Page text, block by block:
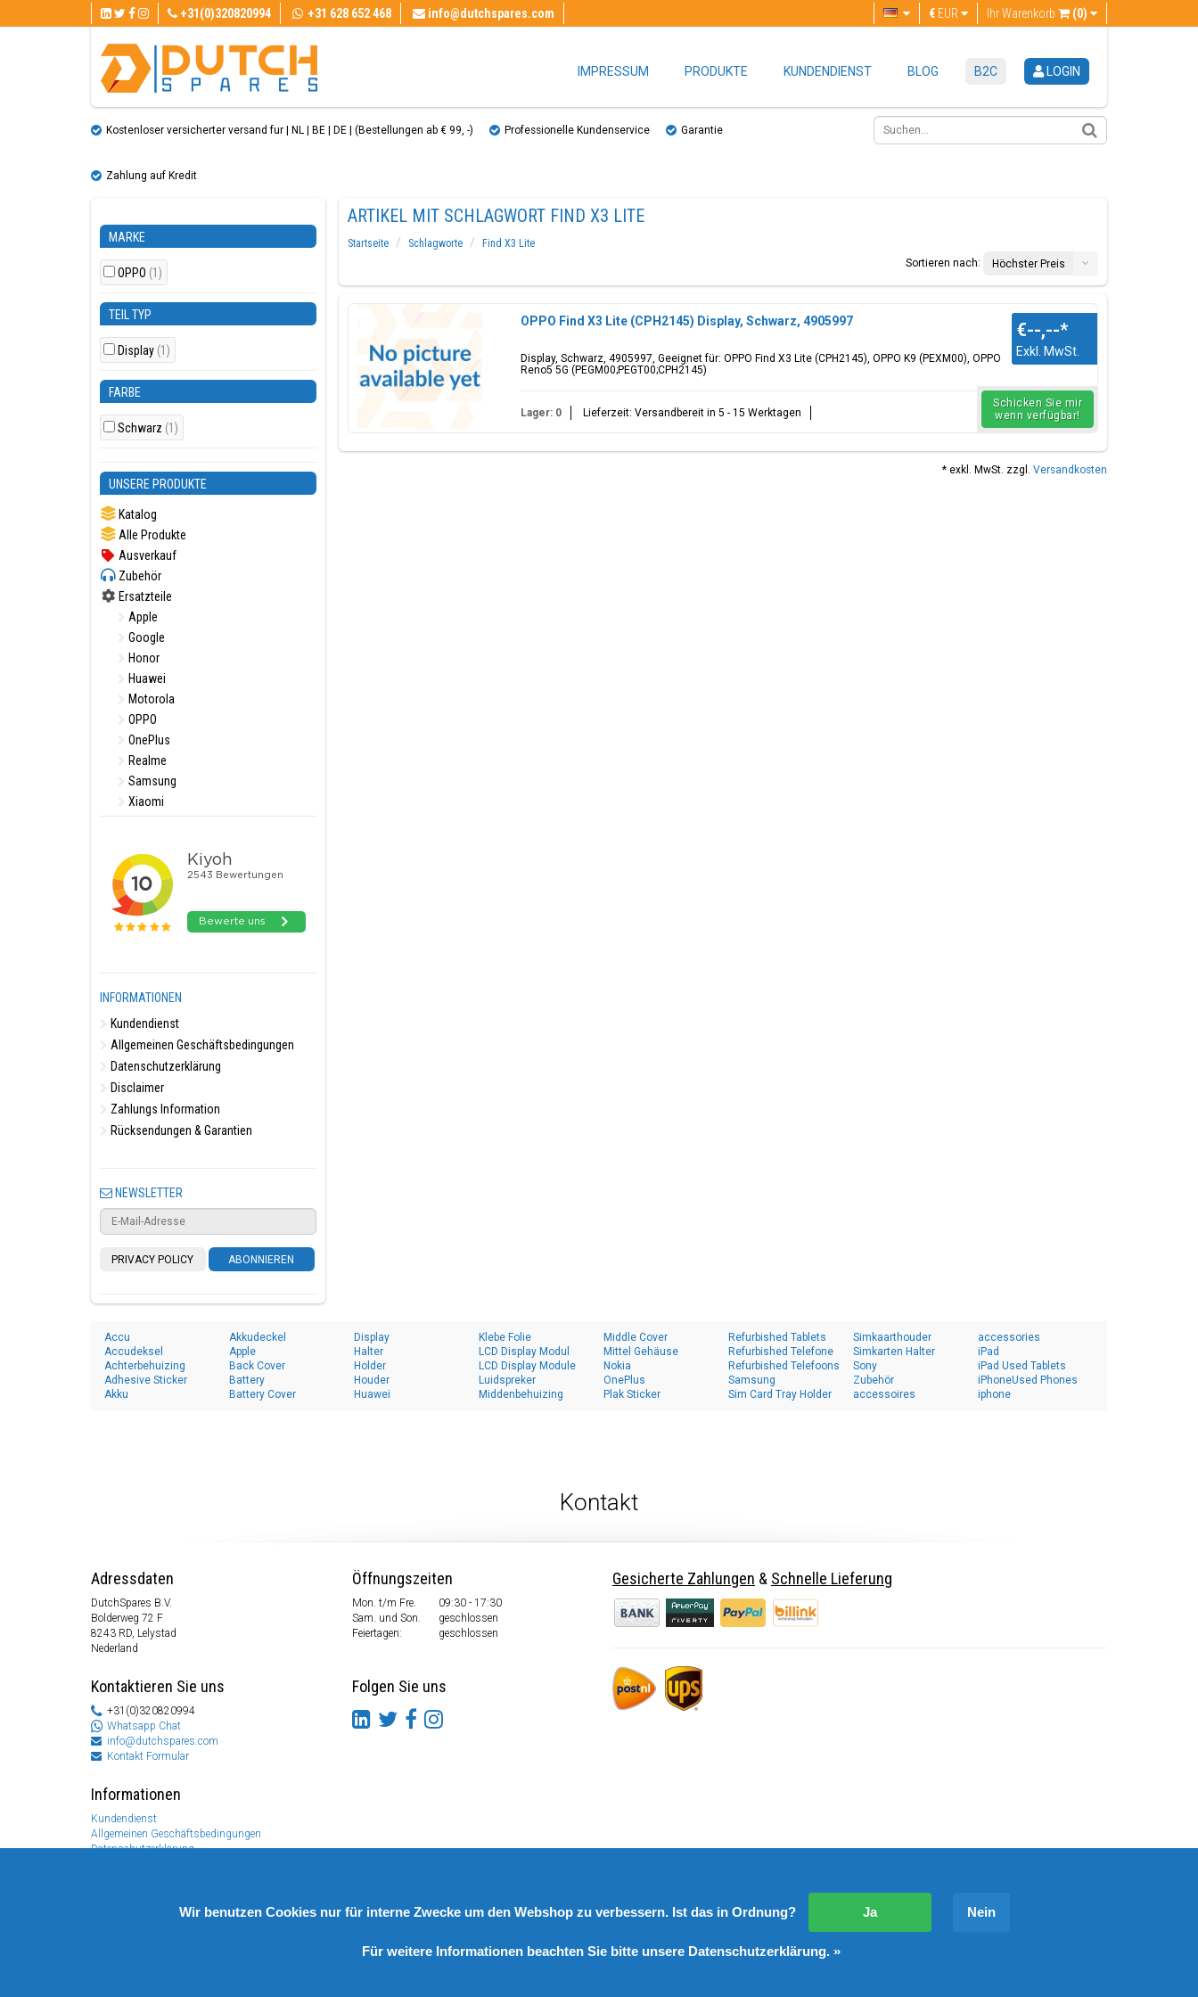
+31(0)320820994 +31 628 652 468 info@dutchspares.com Ihr Warenkorb (0)
€ EUR
IMPRESSUM PRODUKTE KUNDENDIENST BLOG B2C LOGIN
Kostenloser versicherter versand fur | NL | BE | DE | (Bestellungen ab € 99, ​​-) Professionelle Kundenservice Garantie
Zahlung auf Kredit
MARKE
OPPO (1)
TEIL TYP
Display (1)
FARBE
Schwarz (1)
UNSERE PRODUKTE
Katalog
Alle Produkte
Ausverkauf
Zubehör
Ersatzteile
Apple
Google
Honor
Huawei
Motorola
OPPO
OnePlus
Realme
Samsung
Xiaomi
INFORMATIONEN
Kundendienst
Allgemeinen Geschäftsbedingungen
Datenschutzerklärung
Disclaimer
Zahlungs Information
Rücksendungen & Garantien
NEWSLETTER
PRIVACY POLICY ABONNIEREN
ARTIKEL MIT SCHLAGWORT FIND X3 LITE
Startseite Schlagworte
Find X3 Lite
Sortieren nach:
Höchster Preis
OPPO Find X3 Lite (CPH2145) Display, Schwarz, 4905997
Display, Schwarz, 4905997, Geeignet für: OPPO Find X3 Lite (CPH2145), OPPO K9 (PEXM00), OPPO
Reno5 5G (PEGM00;PEGT00;CPH2145)
€--,--*
Exkl. MwSt.
Lager: 0 Lieferzeit: Versandbereit in 5 - 15 Werktagen
Schicken Sie mir
wenn verfügbar!
* exkl. MwSt. zzgl. Versandkosten
Accu
Accudeksel
Achterbehuizing
Adhesive Sticker
Akku
Akkudeckel
Apple
Back Cover
Battery
Battery Cover
Display
Halter
Holder
Houder
Huawei
Klebe Folie
LCD Display Modul
LCD Display Module
Luidspreker
Middenbehuizing
Middle Cover
Mittel Gehäuse
Nokia
OnePlus
Plak Sticker
Refurbished Tablets
Refurbished Telefone
Refurbished Telefoons
Samsung
Sim Card Tray Holder
Simkaarthouder
Simkarten Halter
Sony
Zubehör
accessoires
accessories
iPad
iPad Used Tablets
iPhoneUsed Phones
iphone
Kontakt
Adressdaten
DutchSpares B.V.
Bolderweg 72 F
8243 RD, Lelystad
Nederland
Kontaktieren Sie uns
+31(0)320820994
Whatsapp Chat
info@dutchspares.com
Kontakt Formular
Informationen
Kundendienst
Allgemeinen Geschäftsbedingungen
Datenschutzerklärung
Öffnungszeiten
Mon. t/m Fre.
09:30 - 17:30
Sam. und Son.
geschlossen
Feiertagen:
geschlossen
Folgen Sie uns
Gesicherte Zahlungen & Schnelle Lieferung
© Copyright 2026 DutchSpares B.V. - Design byWebdinge.nl
Wir benutzen Cookies nur für interne Zwecke um den Webshop zu verbessern. Ist das in Ordnung? Ja Nein
Für weitere Informationen beachten Sie bitte unsere Datenschutzerklärung. »